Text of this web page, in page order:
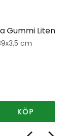
Gummi Liten
cm
KÖP